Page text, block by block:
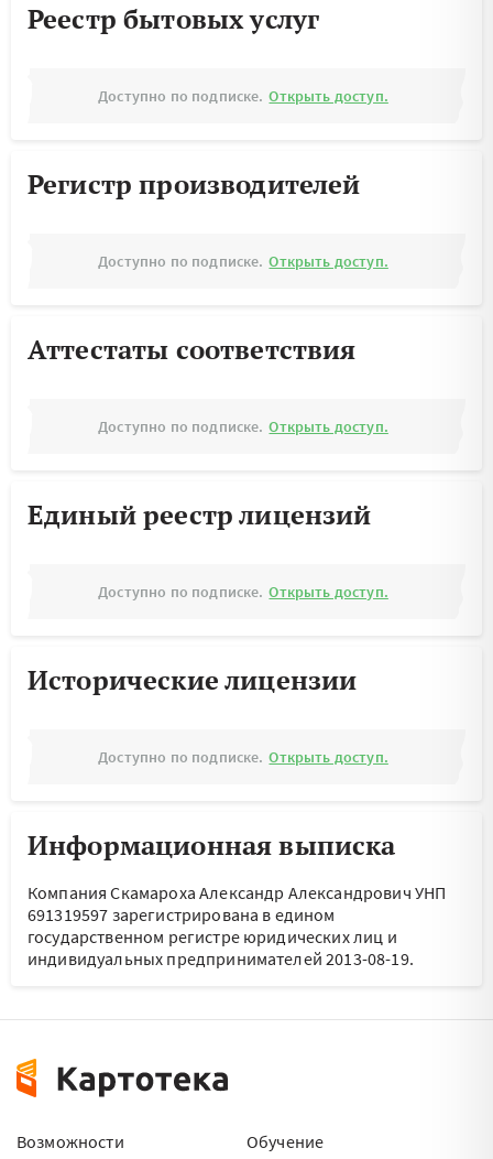
Реестр бытовых услуг
Доступно по подписке. Открыть доступ.
Регистр производителей
Доступно по подписке. Открыть доступ.
Аттестаты соответствия
Доступно по подписке. Открыть доступ.
Единый реестр лицензий
Доступно по подписке. Открыть доступ.
Исторические лицензии
Доступно по подписке. Открыть доступ.
Информационная выписка
Компания Скамароха Александр Александрович УНП
691319597 зарегистрирована в едином
государственном регистре юридических лиц и
индивидуальных предпринимателей 2013-08-19.
Возможности
Обучение